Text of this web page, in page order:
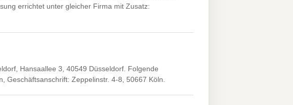
errichtet unter gleicher Firma mit Zusatz:
Hansaallee 3, 40549 Düsseldorf. Folgende
Geschäftsanschrift: Zeppelinstr. 4-8, 50667 Köln.